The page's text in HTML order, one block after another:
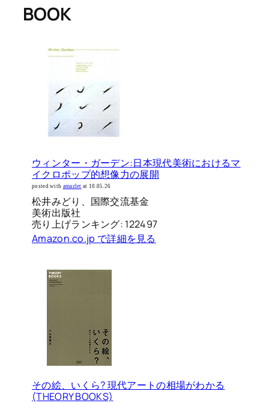
BOOK
ウィンター・ガーデン:日本現代美術におけるマ
イクロポップ的想像力の展開
posted with amazlet at 10.05.26
松井みどり、国際交流基金
美術出版社
売り上げランキング: 122497
Amazon.co.jp で詳細を見る
その絵、いくら? 現代アートの相場がわかる
(THEORY BOOKS)